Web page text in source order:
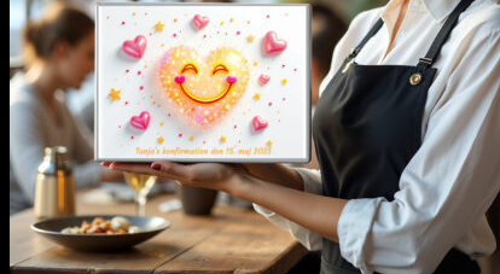
Tilbage til shoppen
0